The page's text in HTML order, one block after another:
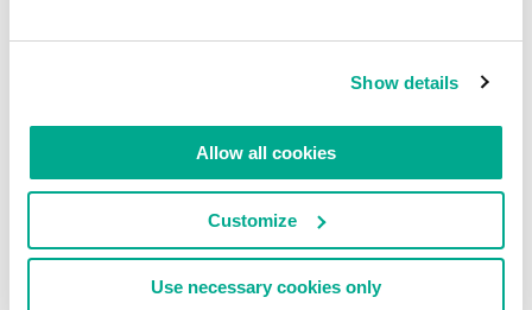
Show details
Allow all cookies
Customize
Use necessary cookies only